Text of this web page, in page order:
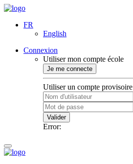
FR
English
Connexion
Utiliser mon compte école
Je me connecte
Utiliser un compte provisoire
Valider
Error: